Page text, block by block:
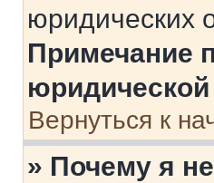
юридических
Примечание
Вернуться к
» Почему я